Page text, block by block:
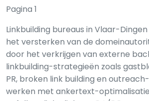
Pagina 1
Linkbuilding bureaus in Vlaar-
het versterken van de
door het verkrijgen van externe
linkbuilding-strategieën zoals
PR, broken link building en
werken met ankertext-